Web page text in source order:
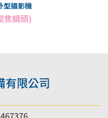
型攝影機
焦鏡頭)
有限公司